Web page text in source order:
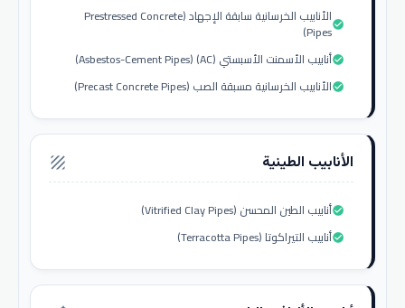
الأنابيب الخرسانية سابقة الإجهاد (Prestressed Concrete
Pipes)check_circle
أنابيب الأسمنت الأسبستي (AC) (Asbestos-Cement Pipes)check_circle
الأنابيب الخرسانية مسبقة الصب (Precast Concrete Pipes)check_circle
الأنابيب الطينية texture
أنابيب الطين المحسن (Vitrified Clay Pipes)check_circle
أنابيب التيراكوتا (Terracotta Pipes)check_circle